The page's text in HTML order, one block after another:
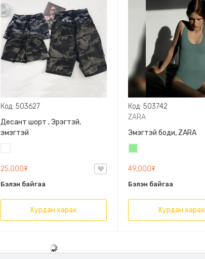
Код: 503627
Десант шорт , Эрэгтэй,
эмэгтэй
25,000₮
Бэлэн байгаа
Хурдан харах
Код: 503742
ZARA
Эмэгтэй боди, ZARA
49,000₮
Бэлэн байгаа
Хурдан харах